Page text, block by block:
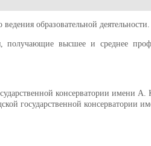
ведения образовательной деятельности.
высшее и среднее
консерватории имени А.
государственной консерватории